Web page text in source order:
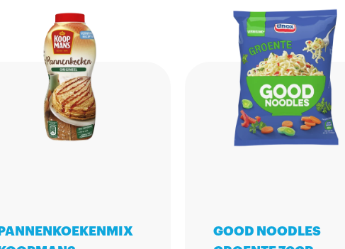
PANNENKOEKENMIX
GOOD NOODLES